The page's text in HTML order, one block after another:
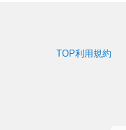
TOP利用規約